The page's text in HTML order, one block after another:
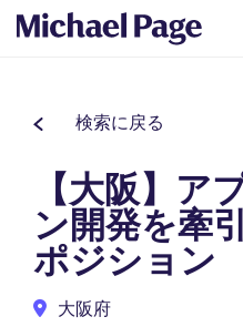
検索に戻る
【大阪】ア
ン開発を牽
ポジション
大阪府